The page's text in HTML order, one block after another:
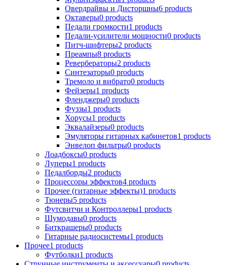
Овердрайвы и Дисторшны6 products
Октаверы0 products
Педали громкости1 products
Педали-усилители мощности0 products
Питч-шифтеры2 products
Преампы8 products
Ревербераторы2 products
Синтезаторы0 products
Тремоло и вибрато0 products
Фейзеры1 products
Фленджеры0 products
Фуззы1 products
Хорусы1 products
Эквалайзеры0 products
Эмуляторы гитарных кабинетов1 products
Энвелоп фильтры0 products
Лоадбоксы0 products
Луперы1 products
Педалборды2 products
Процессоры эффектов4 products
Прочее (гитарные эффекты)1 products
Тюнеры5 products
Футсвитчи и Контроллеры1 products
Шумодавы0 products
Биткрашеры0 products
Гитарные радиосистемы1 products
Прочее1 products
Футболки1 products